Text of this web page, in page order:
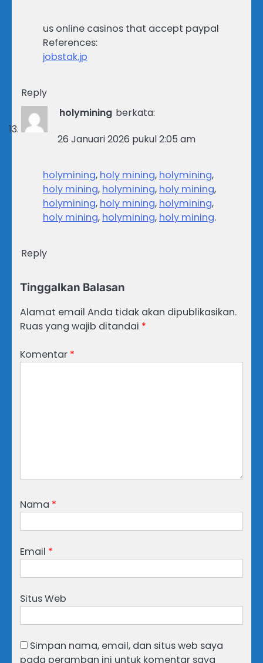
us online casinos that accept paypal
References:
jobstak.jp
Reply
holymining berkata:
26 Januari 2026 pukul 2:05 am
holymining, holy mining, holymining,
holy mining, holymining, holy mining,
holymining, holy mining, holymining,
holy mining, holymining, holy mining.
Reply
Tinggalkan Balasan
Alamat email Anda tidak akan dipublikasikan.
Ruas yang wajib ditandai *
Komentar *
Nama *
Email *
Situs Web
Simpan nama, email, dan situs web saya
pada peramban ini untuk komentar saya